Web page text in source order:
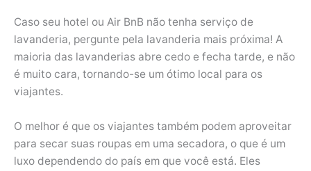
Caso seu hotel ou Air BnB não tenha serviço de
lavanderia, pergunte pela lavanderia mais próxima! A
maioria das lavanderias abre cedo e fecha tarde, e não
é muito cara, tornando-se um ótimo local para os
viajantes.
O melhor é que os viajantes também podem aproveitar
para secar suas roupas em uma secadora, o que é um
luxo dependendo do país em que você está. Eles